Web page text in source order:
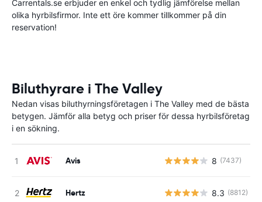
Carrentals.se erbjuder en enkel och tydlig jämförelse mellan
olika hyrbilsfirmor. Inte ett öre kommer tillkommer på din
reservation!
Biluthyrare i The Valley
Nedan visas biluthyrningsföretagen i The Valley med de bästa
betygen. Jämför alla betyg och priser för dessa hyrbilsföretag
i en sökning.
Avis 8 (7437)
Hertz 8.3 (8812)